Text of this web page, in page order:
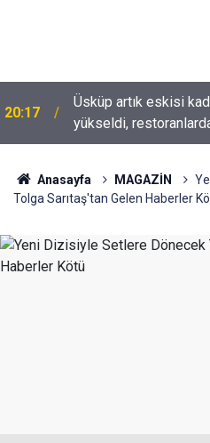
20:17
18:53
Tolga Sarıtaş veda
belli oldu
Anasayfa MAGAZİN
Tolga Sarıtaş'tan Gelen Haberler